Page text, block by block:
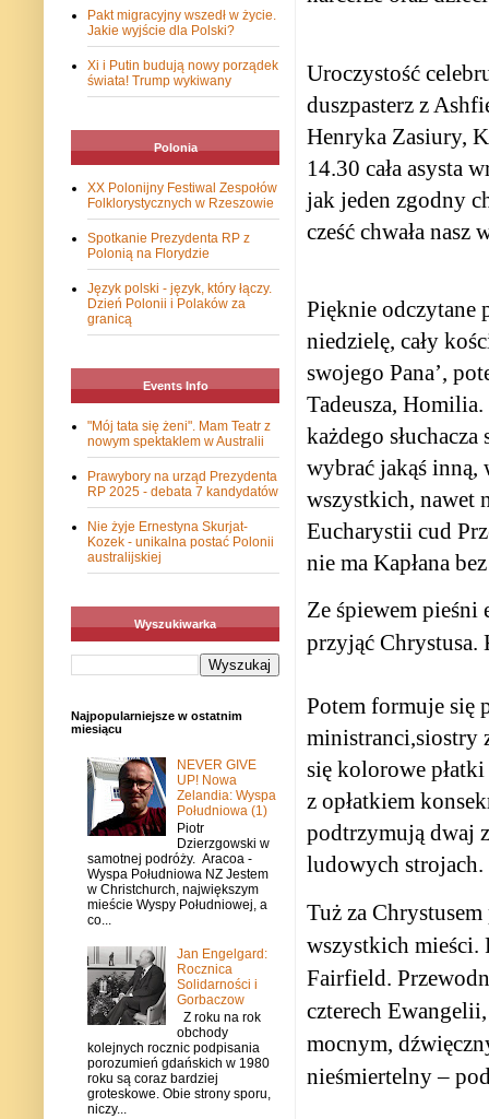
Uroczystość
duszpasterz z
Henryka Zasiury,
14.30 cała asysta
jak jeden zgodny
cześć chwała nasz
Pięknie odczytane
niedzielę, cały
swojego Pana’,
Tadeusza,
każdego
wybrać jakąś inną,
wszystkich, nawet
Eucharystii cud
nie ma Kapłana
Ze śpiewem pieśni
przyjąć Chrystusa.
Potem formuje się
ministranci,siostry
się kolorowe
z opłatkiem
podtrzymują dwaj
ludowych strojach.
Tuż za
wszystkich mieści.
Fairfield.
czterech
mocnym,
nieśmiertelny –
Pakt migracyjny wszedł w życie.
Jakie wyjście dla Polski?
Xi i Putin budują nowy porządek
świata! Trump wykiwany
Polonia
XX Polonijny Festiwal Zespołów
Folklorystycznych w Rzeszowie
Spotkanie Prezydenta RP z
Polonią na Florydzie
Język polski - język, który łączy.
Dzień Polonii i Polaków za
granicą
Events Info
"Mój tata się żeni". Mam Teatr z
nowym spektaklem w Australii
Prawybory na urząd Prezydenta
RP 2025 - debata 7 kandydatów
Nie żyje Ernestyna Skurjat-
Kozek - unikalna postać Polonii
australijskiej
Wyszukiwarka
Najpopularniejsze w ostatnim
miesiącu
NEVER GIVE
UP! Nowa
Zelandia: Wyspa
Południowa (1)
Piotr
Dzierzgowski w
samotnej podróży. Aracoa -
Wyspa Południowa NZ Jestem
w Christchurch, największym
mieście Wyspy Południowej, a
co...
Jan Engelgard:
Rocznica
Solidarności i
Gorbaczow
Z roku na rok
obchody
kolejnych rocznic podpisania
porozumień gdańskich w 1980
roku są coraz bardziej
groteskowe. Obie strony sporu,
niczy...